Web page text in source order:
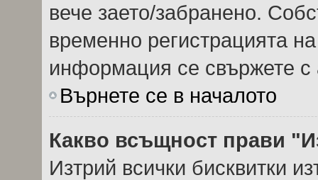
вече заето/забранено.
временно регистрацията
информация се свържете с
Върнете се в началото
Какво всъщност прави
Изтрий всички бисквитки